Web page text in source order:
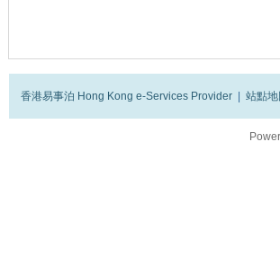
香港易事泊 Hong Kong e-Services Provider 站點地